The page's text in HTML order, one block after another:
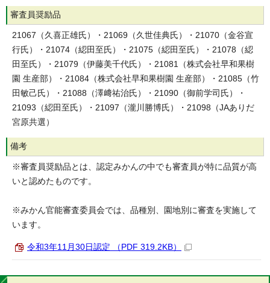
審査員奨励品
21067（久喜正雄氏）・21069（久世佳典氏）・21070（金谷宣
行氏）・21074（綛田至氏）・21075（綛田至氏）・21078（綛
田至氏）・21079（伊藤美千代氏）・21081（株式会社早和果樹
園 生産部）・21084（株式会社早和果樹園 生産部）・21085（竹
田敏己氏）・21088（澤﨑祐治氏）・21090（御前学司氏）・
21093（綛田至氏）・21097（瀧川勝博氏）・21098（JAありだ
宮原共選）
備考
※審査員奨励品とは、認定みかんの中でも審査員が特に品質が高
いと認めたものです。
※みかん官能審査委員会では、品種別、園地別に審査を実施して
います。
令和3年11月30日認定 （PDF 319.2KB）